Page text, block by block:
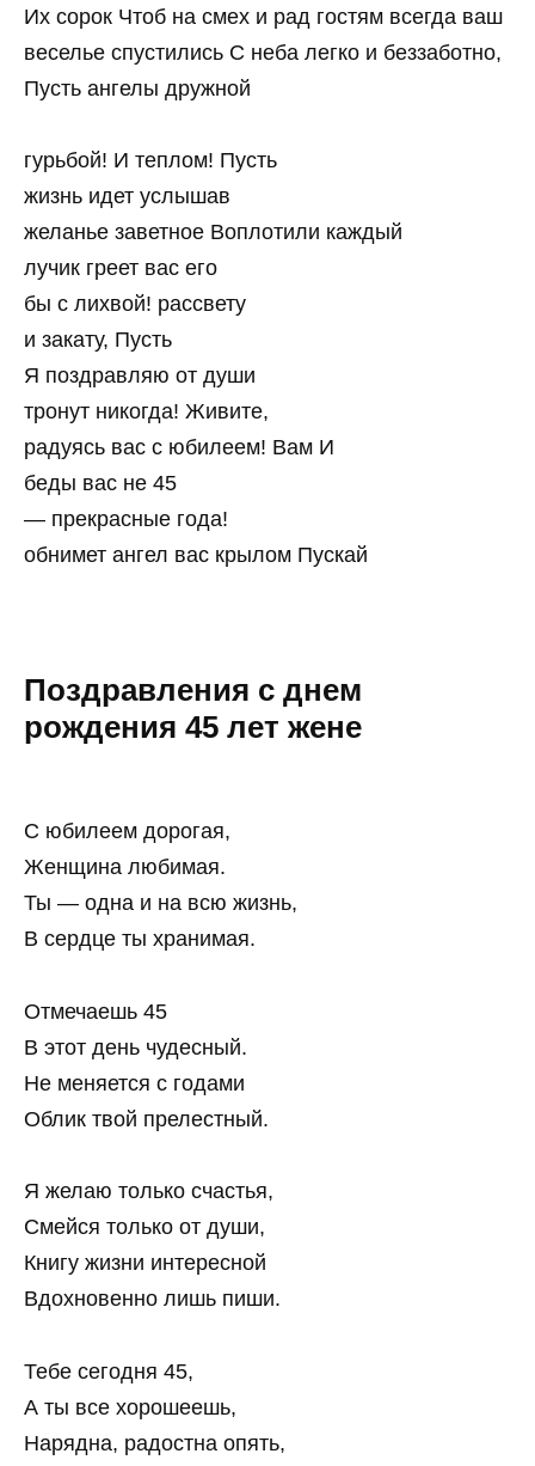
Их сорок Чтоб на смех и рад гостям всегда ваш
веселье спустились С неба легко и беззаботно,
Пусть ангелы дружной
гурьбой! И теплом! Пусть
жизнь идет услышав
желанье заветное Воплотили каждый
лучик греет вас его
бы с лихвой! рассвету
и закату, Пусть
Я поздравляю от души
тронут никогда! Живите,
радуясь вас с юбилеем! Вам И
беды вас не 45
— прекрасные года!
обнимет ангел вас крылом Пускай
Поздравления с днем
рождения 45 лет жене
С юбилеем дорогая,
Женщина любимая.
Ты — одна и на всю жизнь,
В сердце ты хранимая.
Отмечаешь 45
В этот день чудесный.
Не меняется с годами
Облик твой прелестный.
Я желаю только счастья,
Смейся только от души,
Книгу жизни интересной
Вдохновенно лишь пиши.
Тебе сегодня 45,
А ты все хорошеешь,
Нарядна, радостна опять,